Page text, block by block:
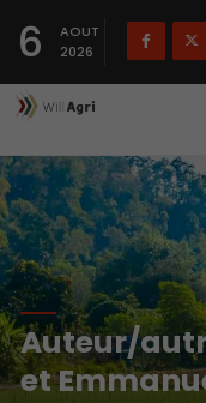
6
AOUT
2026
Auteur/
et